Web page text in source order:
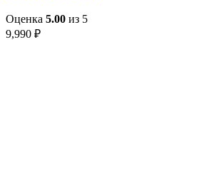
Оценка 5.00 из 5
9,990 ₽